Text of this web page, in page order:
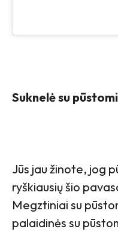
Suknelė su
Jūs jau žinote, jog
ryškiausių šio
Megztiniai su
palaidinės su